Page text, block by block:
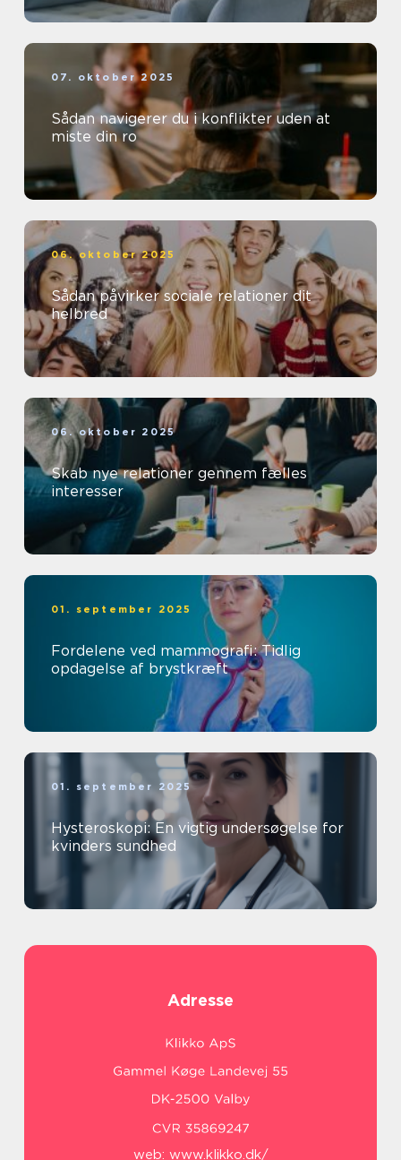
07. oktober 2025
Sådan navigerer du i konflikter uden at
miste din ro
06. oktober 2025
Sådan påvirker sociale relationer dit
helbred
06. oktober 2025
Skab nye relationer gennem fælles
interesser
01. september 2025
Fordelene ved mammografi: Tidlig
opdagelse af brystkræft
01. september 2025
Hysteroskopi: En vigtig undersøgelse for
kvinders sundhed
Adresse
web: www.klikko.dk/